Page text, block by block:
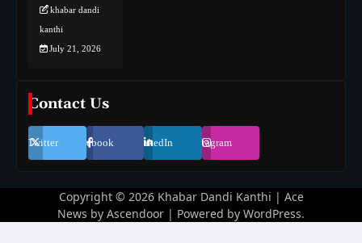
khabar dandi
kanthi
July 21, 2026
Contact Us
Twitter Facebook LinkedIn Instagram
Copyright © 2026 Khabar Dandi Kanthi | Ace
News by Ascendoor | Powered by WordPress.